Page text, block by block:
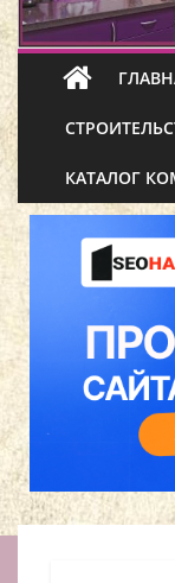
КАТАЛОГ